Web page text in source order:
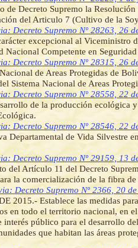
de Decreto Supremo la
del Articulo 7 (Cultivo de la
Decreto Supremo Nº 28263, 26
excepcional al Viceministro
Nacional Competente en
Decreto Supremo Nº 28315, 26
de Areas Protegidas de
Sistema Nacional de Areas
Decreto Supremo Nº 28558, 22
de la producción ecológica
Decreto Supremo Nº 28546, 22
Departamental de Vida Silvestre
Decreto Supremo Nº 29159, 13
del Artículo 11 del Decreto
la comercialización de la fibra
Decreto Supremo Nº 2366, 20
2015.- Establece las medidas
en todo el territorio nacional, en
interés público para el desarrollo
que habitan las áreas